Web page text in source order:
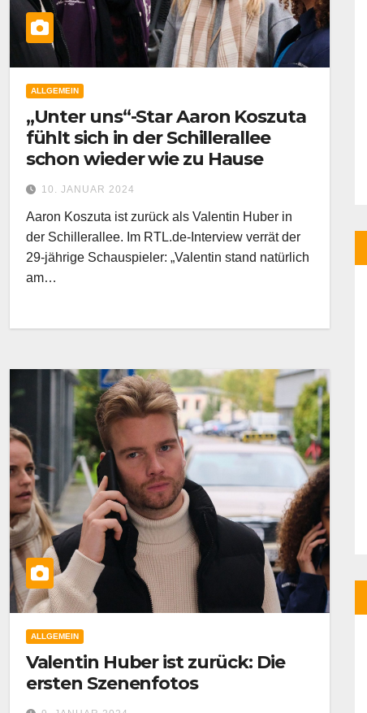
ALLGEMEIN
„Unter uns“-Star Aaron Koszuta
fühlt sich in der Schillerallee
schon wieder wie zu Hause
10. JANUAR 2024
Aaron Koszuta ist zurück als Valentin Huber in
der Schillerallee. Im RTL.de-Interview verrät der
29-jährige Schauspieler: „Valentin stand natürlich
am…
ALLGEMEIN
Valentin Huber ist zurück: Die
ersten Szenenfotos